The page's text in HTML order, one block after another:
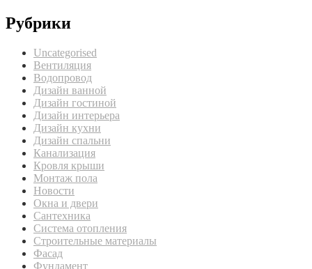
Рубрики
Uncategorised
Вентиляция
Водопровод
Дизайн ванной
Дизайн гостиной
Дизайн интерьера
Дизайн кухни
Дизайн спальни
Канализация
Кровля крыши
Монтаж пола
Новости
Окна и двери
Сантехника
Система отопления
Строительные материалы
Фасад
Фундамент